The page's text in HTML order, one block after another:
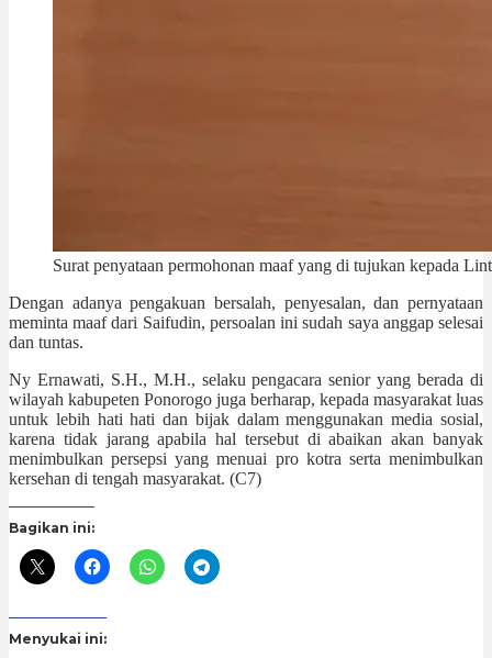
Surat penyataan permohonan maaf yang di tujukan kepada
Dengan adanya pengakuan bersalah, penyesalan, dan pernyataan
meminta maaf dari Saifudin, persoalan ini sudah saya anggap selesai
dan tuntas.
Ny Ernawati, S.H., M.H., selaku pengacara senior yang berada di
wilayah kabupeten Ponorogo juga berharap, kepada masyarakat luas
untuk lebih hati hati dan bijak dalam menggunakan media sosial,
karena tidak jarang apabila hal tersebut di abaikan akan banyak
menimbulkan persepsi yang menuai pro kotra serta menimbulkan
kersehan di tengah masyarakat. (C7)
Bagikan ini:
Menyukai ini: